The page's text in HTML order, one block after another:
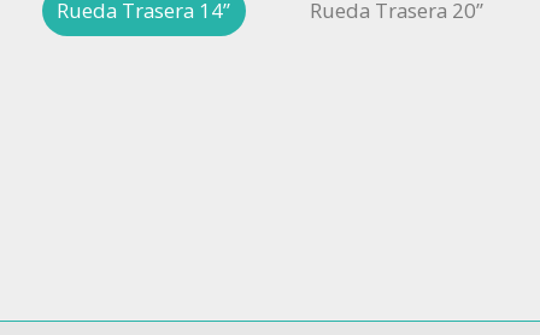
Rueda Trasera 14” Rueda Trasera 20”